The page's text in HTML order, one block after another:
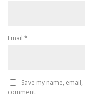
Email *
Save my name,
comment.